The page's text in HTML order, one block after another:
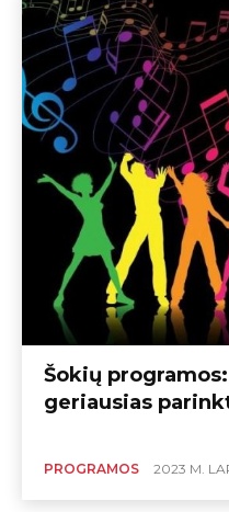
Šokių
geriausias
PROGRAMOS 2023 M.